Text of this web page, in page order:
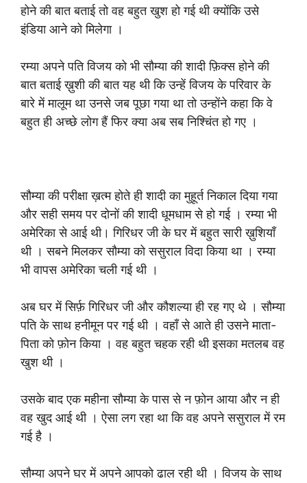
होने की बात बताई तो वह बहुत खुश हो गई थी क्योंकि उसे
इंडिया आने को मिलेगा ।
रम्या अपने पति विजय को भी सौम्या की शादी फ़िक्स होने की
बात बताई ख़ुशी की बात यह थी कि उन्हें विजय के परिवार के
बारे में मालूम था उनसे जब पूछा गया था तो उन्होंने कहा कि वे
बहुत ही अच्छे लोग हैं फिर क्या अब सब निश्चिंत हो गए ।
सौम्या की परीक्षा ख़त्म होते ही शादी का मुहूर्त निकाल दिया गया
और सही समय पर दोनों की शादी धूमधाम से हो गई । रम्या भी
अमेरिका से आई थी। गिरिधर जी के घर में बहुत सारी ख़ुशियाँ
थी । सबने मिलकर सौम्या को ससुराल विदा किया था । रम्या
भी वापस अमेरिका चली गई थी ।
अब घर में सिर्फ़ गिरिधर जी और कौशल्या ही रह गए थे । सौम्या
पति के साथ हनीमून पर गई थी । वहाँ से आते ही उसने माता-
पिता को फ़ोन किया । वह बहुत चहक रही थी इसका मतलब वह
खुश थी ।
उसके बाद एक महीना सौम्या के पास से न फ़ोन आया और न ही
वह खुद आई थी । ऐसा लग रहा था कि वह अपने ससुराल में रम
गई है ।
सौम्या अपने घर में अपने आपको ढाल रही थी । विजय के साथ